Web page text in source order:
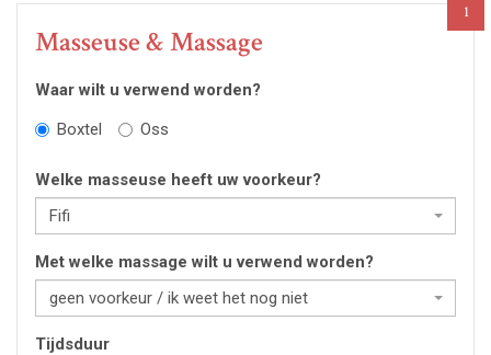
1
Masseuse & Massage
Waar wilt u verwend worden?
Boxtel
Oss
Welke masseuse heeft uw voorkeur?
Fifi
Met welke massage wilt u verwend worden?
geen voorkeur / ik weet het nog niet
Tijdsduur